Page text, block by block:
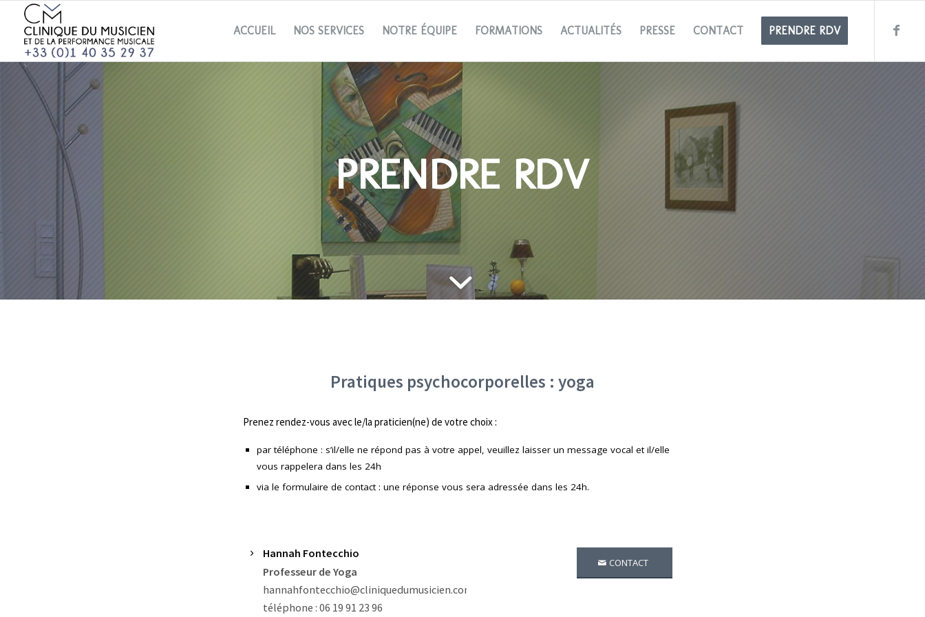
ACCUEIL NOS SERVICES NOTRE ÉQUIPE FORMATIONS ACTUALITÉS PRESSE CONTACT PRENDRE RDV
PRENDRE RDV
Pratiques psychocorporelles : yoga
Prenez rendez-vous avec le/la praticien(ne) de votre choix :
par téléphone : s’il/elle ne répond pas à votre appel, veuillez laisser un message vocal et il/elle
vous rappelera dans les 24h
via le formulaire de contact : une réponse vous sera adressée dans les 24h.
Hannah Fontecchio
Professeur de Yoga
hannahfontecchio@cliniquedumusicien.com
téléphone : 06 19 91 23 96
CONTACT